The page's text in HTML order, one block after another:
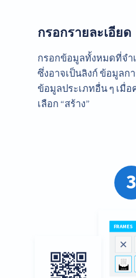
กรอกรายละเอียด
กรอกข้อมูลทั้งหมดที่จำ
ซึ่งอาจเป็นลิงก์ ข้อมูลก
ข้อมูลประเภทอื่น ๆ เมื่
เลือก “สร้าง”
3